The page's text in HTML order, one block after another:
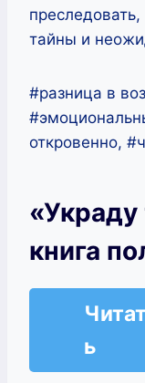
тайны и
#разница в
откровенно,
«Украду
книга
Читат
ь